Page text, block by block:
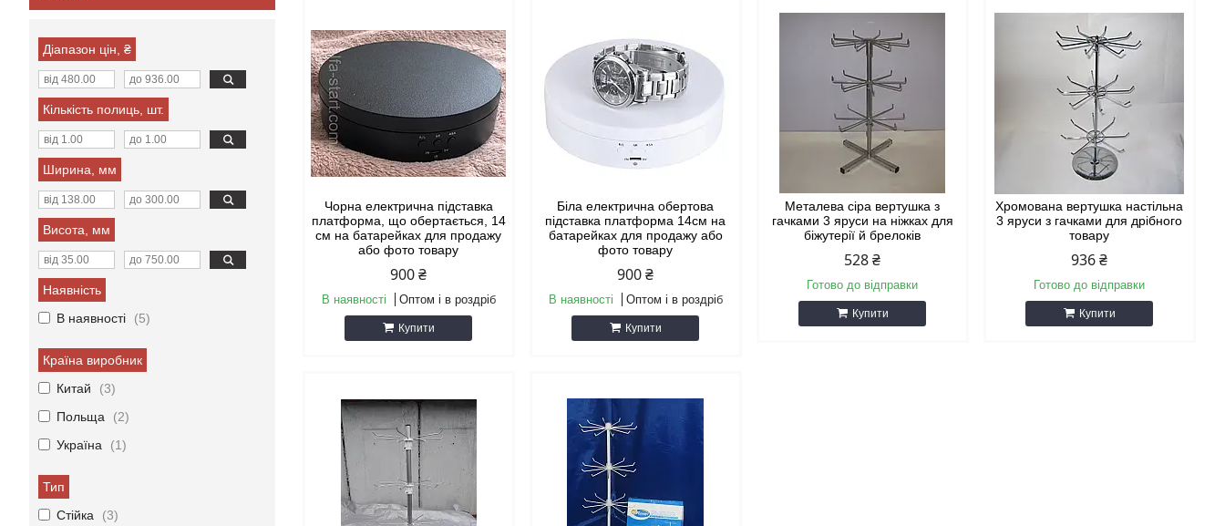
Чорна електрична підставка
платформа, що обертається, 14
см на батарейках для продажу
або фото товару
900 ₴
В наявності Оптом і в роздріб
Купити
Біла електрична обертова
підставка платформа 14см на
батарейках для продажу або
фото товару
900 ₴
В наявності Оптом і в роздріб
Купити
Металева сіра вертушка з
гачками 3 яруси на ніжках для
біжутерії й брелоків
528 ₴
Готово до відправки
Купити
Хромована вертушка настільна
3 яруси з гачками для дрібного
товару
936 ₴
Готово до відправки
Купити
Діапазон цін, ₴
Кількість полиць, шт.
Ширина, мм
Висота, мм
Наявність
В наявності
5
Країна виробник
Китай
3
Польща
2
Україна
1
Тип
Стійка
3